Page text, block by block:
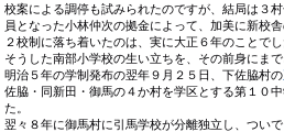
校案による調停も試みられたのですが、結局は３
員となった小林仲次の拠金によって、加美に新校
２校制に落ち着いたのは、実に大正６年のことでし
そうした南部小学校の生い立ちを、その前身にま
明治５年の学制発布の翌年９月２５日、下佐脇村の
佐脇・同新田・御馬の４か村を学区とする第１０
た。
翌々８年に御馬村に引馬学校が分離独立し、つい